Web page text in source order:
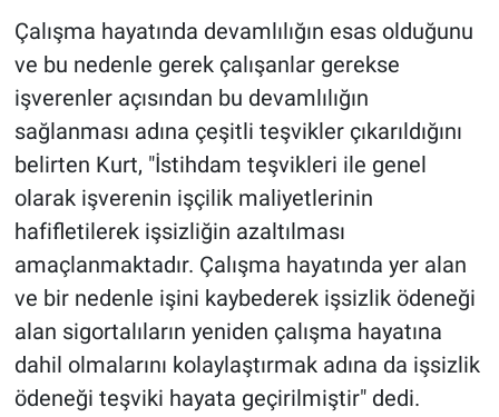
Çalışma hayatında devamlılığın esas olduğunu
ve bu nedenle gerek çalışanlar gerekse
işverenler açısından bu devamlılığın
sağlanması adına çeşitli teşvikler çıkarıldığını
belirten Kurt, "İstihdam teşvikleri ile genel
olarak işverenin işçilik maliyetlerinin
hafifletilerek işsizliğin azaltılması
amaçlanmaktadır. Çalışma hayatında yer alan
ve bir nedenle işini kaybederek işsizlik ödeneği
alan sigortalıların yeniden çalışma hayatına
dahil olmalarını kolaylaştırmak adına da işsizlik
ödeneği teşviki hayata geçirilmiştir" dedi.